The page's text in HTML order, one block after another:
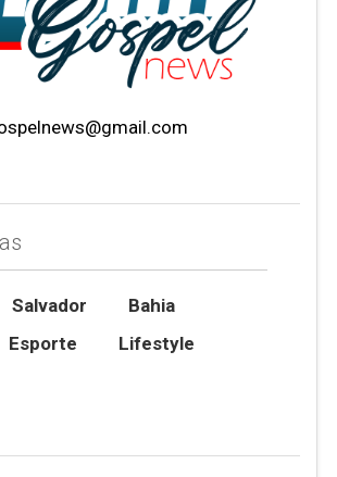
Salvador
Bahia
Esporte
Lifestyle